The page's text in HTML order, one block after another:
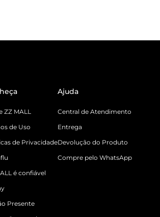
ZZ MALL
de Uso
de Privacidade
é confiável
Presente
Ajuda
Central de Atendimento
Entrega
Devolução do Produto
Compre pelo WhatsApp